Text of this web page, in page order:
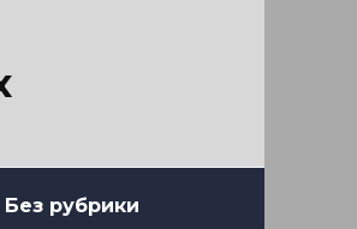
Без рубрики